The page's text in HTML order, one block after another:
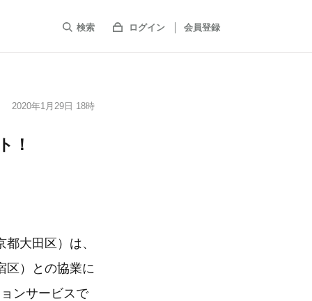
検索 ログイン 会員登録
2020年1月29日 18時
！
大田区）は、
区）との協業に
ンサービスで